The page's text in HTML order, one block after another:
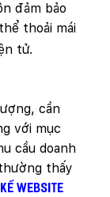
đảm bảo
thoải mái
tử.
cần
với mục
cầu doanh
thấy
website